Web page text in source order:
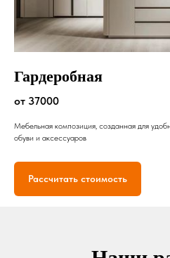
Гардеробная
от 37000
Мебельная композиция, созданная для
обуви и аксессуаров
Рассчитать стоимость